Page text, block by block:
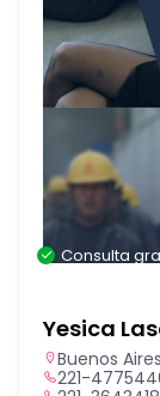
Consulta
Yesica
Buenos
221-